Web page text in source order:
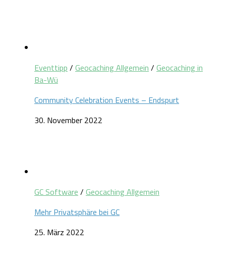
Eventtipp / Geocaching Allgemein / Geocaching in
Ba-Wü
Community Celebration Events – Endspurt
30. November 2022
GC Software / Geocaching Allgemein
Mehr Privatsphäre bei GC
25. März 2022